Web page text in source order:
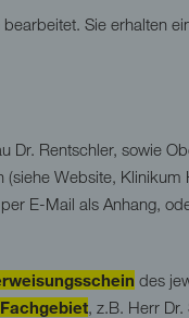
Sie erhalten
Dr. Rentschler, sowie
(siehe Website,
E-Mail als Anhang,
des
, z.B. Herr